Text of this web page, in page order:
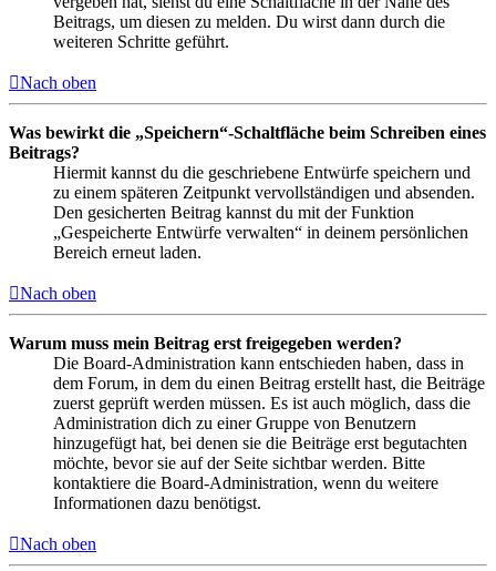
Beitrags, um diesen zu melden. Du wirst dann durch die
weiteren Schritte geführt.
Nach oben
Was bewirkt die „Speichern“-Schaltfläche beim Schreiben eines
Beitrags?
Hiermit kannst du die geschriebene Entwürfe speichern und
zu einem späteren Zeitpunkt vervollständigen und absenden.
Den gesicherten Beitrag kannst du mit der Funktion
„Gespeicherte Entwürfe verwalten“ in deinem persönlichen
Bereich erneut laden.
Nach oben
Warum muss mein Beitrag erst freigegeben werden?
Die Board-Administration kann entschieden haben, dass in
dem Forum, in dem du einen Beitrag erstellt hast, die Beiträge
zuerst geprüft werden müssen. Es ist auch möglich, dass die
Administration dich zu einer Gruppe von Benutzern
hinzugefügt hat, bei denen sie die Beiträge erst begutachten
möchte, bevor sie auf der Seite sichtbar werden. Bitte
kontaktiere die Board-Administration, wenn du weitere
Informationen dazu benötigst.
Nach oben